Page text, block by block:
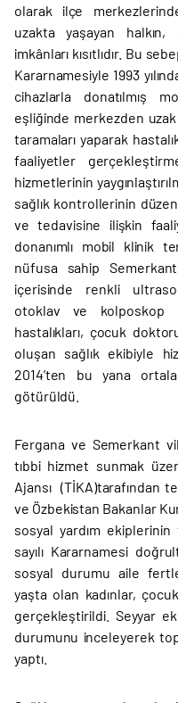
olarak ilçe
uzakta yaşayan halkın,
imkânları kısıtlıdır. Bu
Kararnamesiyle 1993
cihazlarla donatılmış
eşliğinde merkezden
taramaları yaparak
faaliyetler
hizmetlerinin
sağlık kontrollerinin
ve tedavisine ilişkin
donanımlı mobil klinik
nüfusa sahip
içerisinde renkli
otoklav ve kolposkop
hastalıkları, çocuk
oluşan sağlık ekibiyle
2014’ten bu yana
götürüldü.
Fergana ve Semerkant
tıbbi hizmet sunmak
Ajansı (TİKA)tarafından
ve Özbekistan Bakanlar
sosyal yardım
sayılı Kararnamesi
sosyal durumu aile
yaşta olan kadınlar,
gerçekleştirildi. Seyyar
durumunu inceleyerek
yaptı.